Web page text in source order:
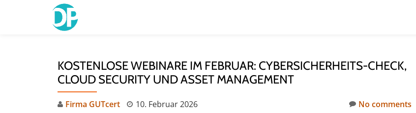
KOSTENLOSE WEBINARE IM FEBRUAR: CYBERSICHERHEITS-CHECK,
CLOUD SECURITY UND ASSET MANAGEMENT
Firma GUTcert 10. Februar 2026 No comments